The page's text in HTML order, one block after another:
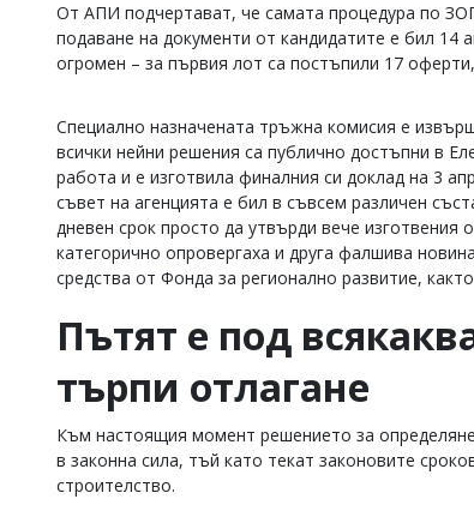
отговорност
обиден
коментар,
сигнализирайте
От АПИ подчертават, че самата процедура по
подаване на документи от кандидатите е бил
огромен – за първия лот са постъпили 17
Специално назначената тръжна комисия е
всички нейни решения са публично достъпни в
работа и е изготвила финалния си доклад на 3
съвет на агенцията е бил в съвсем различен
дневен срок просто да утвърди вече
категорично опровергаха и друга фалшива
средства от Фонда за регионално развитие,
Пътят е под
търпи отлагане
Към настоящия момент решението за
в законна сила, тъй като текат законовите
строителство.